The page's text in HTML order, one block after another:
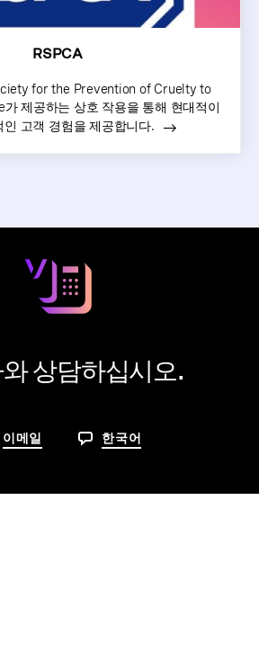
RSPCA
for the Prevention of Cruelty to
제공하는 상호 작용을 통해 현대적이
인 고객 경험을 제공합니다.
상담하십시오.
이메일 한국어